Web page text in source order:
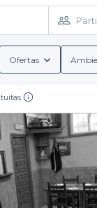
Ofertas